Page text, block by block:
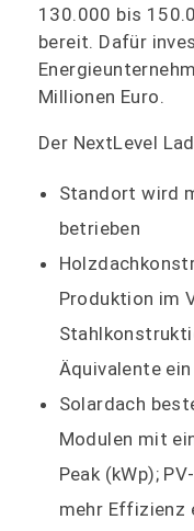
130.000 bis
bereit. Dafür
Millionen Euro.
Der NextLevel
Standort wird
betrieben
Produktion im
Äquivalente ein
Solardach
Modulen mit
Peak (kWp);
mehr Effizienz